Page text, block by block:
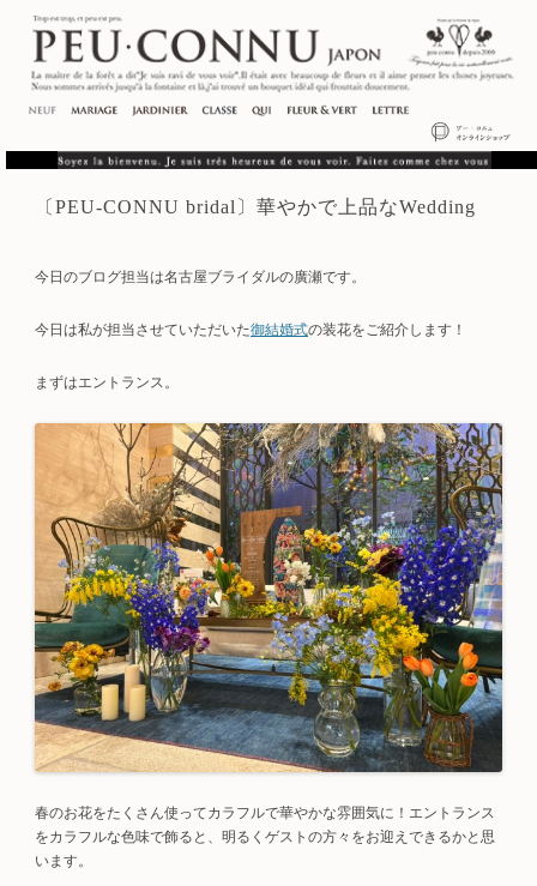
〔PEU-CONNU bridal〕華やかで上品なWedding
今日のブログ担当は名古屋ブライダルの廣瀬です。
今日は私が担当させていただいた御結婚式の装花をご紹介します！
まずはエントランス。
春のお花をたくさん使ってカラフルで華やかな雰囲気に！エントランス
をカラフルな色味で飾ると、明るくゲストの方々をお迎えできるかと思
います。